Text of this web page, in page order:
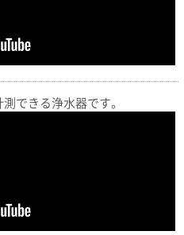
できる浄水器です。